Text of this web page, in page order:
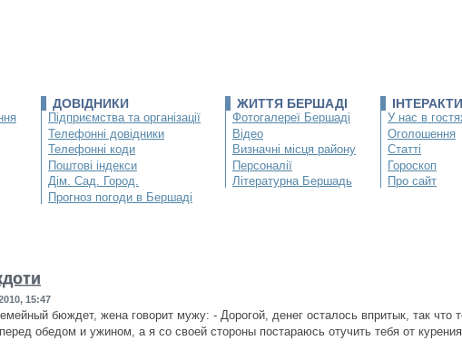
ДОВІДНИКИ
Підприємства та організації
Телефонні довідники
Телефонні коди
Поштові індекси
Дім. Сад. Город.
Прогноз погоди в Бершаді
ЖИТТЯ БЕРШАДІ
Фотогалереї Бершаді
Відео
Визначні місця району
Персоналії
Літературна Бершадь
У нас в
Оголошення
Статті
Гороскоп
Про сайт
15:47
бюждет, жена говорит мужу: - Дорогой, денег осталось впритык, так что
обедом и ужином, а я со своей стороны постараюсь отучить тебя от